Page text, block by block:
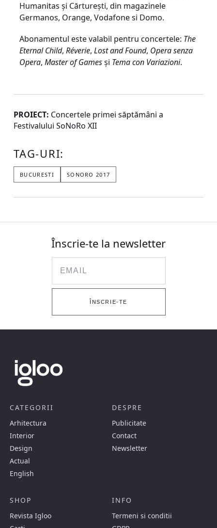
Humanitas și Cărturești, din magazinele
Germanos, Orange, Vodafone si Domo.
Abonamentul este valabil pentru concertele: The
Eternal Child, Réverie, Lost and Found, Opera senza
Opera, Master of Gamesși Tema con Variazioni.
PROIECT: Concertele primei săptămâni a
Festivalului SoNoRo XII
TAG-URI:
BUCURESTI SONORO 2017
Înscrie-te la newsletter
ÎNSCRIE-TE
CATEGORII
Arhitectura
Interior
Design
Actual
English
DESPRE
Publicitate
Contact
Newsletter
SHOP
Revista Igloo
INFO
Termeni si conditii